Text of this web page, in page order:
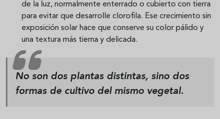
de la luz, normalmente enterrado o cubierto con tierra
para evitar que desarrolle clorofila. Ese crecimiento sin
exposición solar hace que conserve su color pálido y
una textura más tierna y delicada.
No son dos plantas distintas, sino dos
formas de cultivo del mismo vegetal.